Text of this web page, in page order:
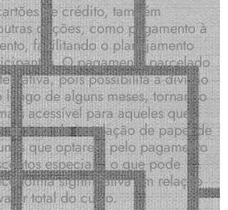
de crédito, também
opções, como pagamento à
facilitando o planejamento
O pagamento parcelado
pois possibilita a divisão
de alguns meses, tornando
acessível para aqueles que
na área de instalação de papel de
que optarem pelo pagamento
especiais, o que pode
significativa em relação
total do curso.